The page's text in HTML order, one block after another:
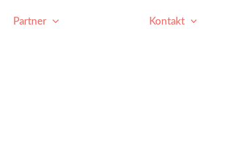
Partner Kontakt